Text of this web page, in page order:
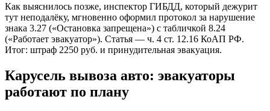
Как выяснилось позже, инспектор ГИБДД, который дежурит
тут неподалёку, мгновенно оформил протокол за нарушение
знака 3.27 («Остановка запрещена») с табличкой 8.24
(«Работает эвакуатор»). Статья — ч. 4 ст. 12.16 КоАП РФ.
Итог: штраф 2250 руб. и принудительная эвакуация.
Карусель вывоза авто: эвакуаторы
работают по плану